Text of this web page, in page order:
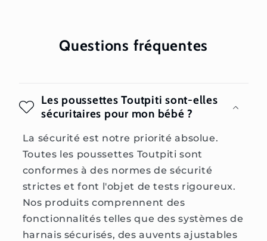
Questions fréquentes
Les poussettes Toutpiti sont-elles
sécuritaires pour mon bébé ?
La sécurité est notre priorité absolue.
Toutes les poussettes Toutpiti sont
conformes à des normes de sécurité
strictes et font l'objet de tests rigoureux.
Nos produits comprennent des
fonctionnalités telles que des systèmes de
harnais sécurisés, des auvents ajustables